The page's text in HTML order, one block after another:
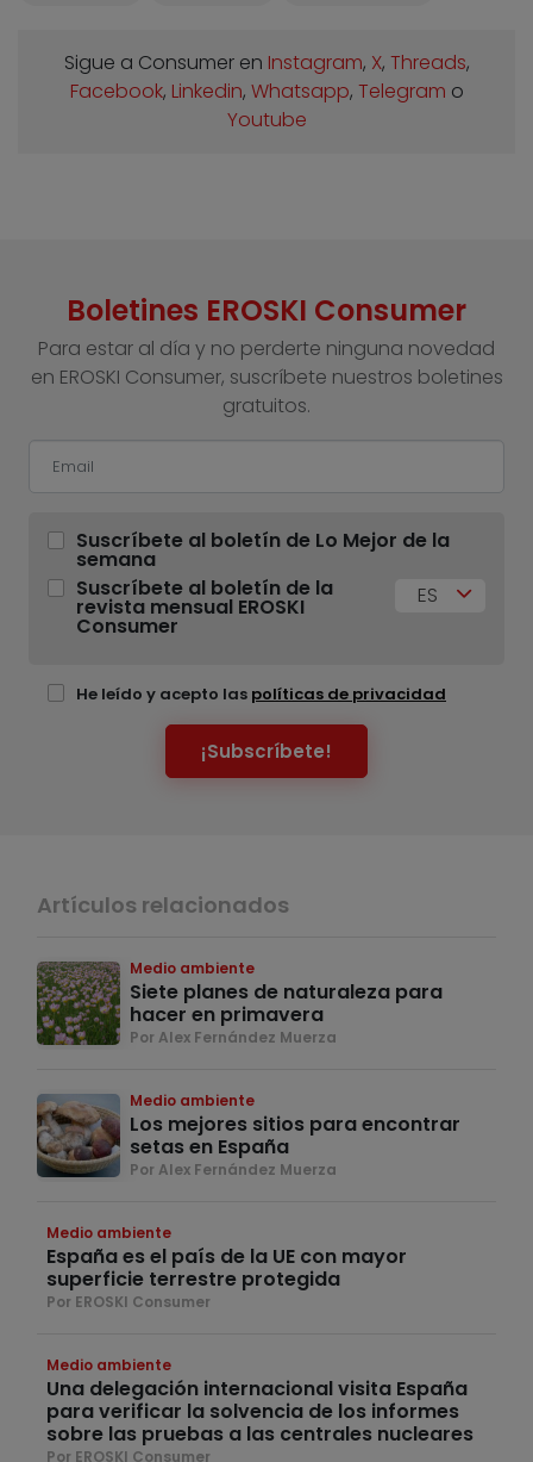
Sigue a Consumer en Instagram, X, Threads,
Facebook, Linkedin, Whatsapp, Telegram o
Youtube
Boletines EROSKI Consumer
Para estar al día y no perderte ninguna novedad
en EROSKI Consumer, suscríbete nuestros boletines
gratuitos.
Suscríbete al boletín de Lo Mejor de la
semana
Suscríbete al boletín de la
revista mensual EROSKI
Consumer
ES
He leído y acepto las políticas de privacidad
¡Subscríbete!
Artículos relacionados
Medio ambiente
Siete planes de naturaleza para
hacer en primavera
Por Alex Fernández Muerza
Medio ambiente
Los mejores sitios para encontrar
setas en España
Por Alex Fernández Muerza
Medio ambiente
España es el país de la UE con mayor
superficie terrestre protegida
Por EROSKI Consumer
Medio ambiente
Una delegación internacional visita España
para verificar la solvencia de los informes
sobre las pruebas a las centrales nucleares
Por EROSKI Consumer